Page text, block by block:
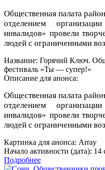
Общественная палата
отделением
инвалидов» провели
людей с ограниченными
Название: Горячий Ключ.
фестиваль «Ты — супер!»
Описание для анонса:
Общественная палата
отделением
инвалидов» провели
людей с ограниченными
Картинка для анонса: Array
Начало активности (дата): 14
Подробнее